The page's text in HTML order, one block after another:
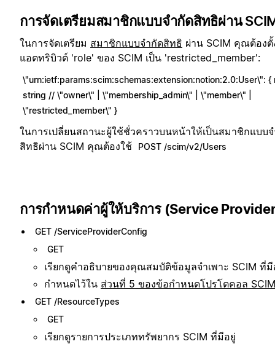
การจัดเตรียมสมาชิกแบบจำกัดสิทธิผ่าน
ในการจัดเตรียม สมาชิกแบบจำกัดสิทธิ ผ่าน SCIM คุณต้องตั้
แอตทริบิวต์ 'role' ของ SCIM เป็น 'restricted_member':
\"urn:ietf:params:scim:schemas:extension:notion:2.0:User\": {
string // \"owner\" | \"membership_admin\" | \"member\" |
\"restricted_member\" }
ในการเปลี่ยนสถานะผู้ใช้ชั่วคราวบนหน้าให้เป็นสมาชิกแบบ
สิทธิผ่าน SCIM คุณต้องใช้
POST /scim/v2/Users
การกำหนดค่าผู้ให้บริการ (Service
GET /ServiceProviderConfig
GET
เรียกดูคำอธิบายของคุณสมบัติข้อมูลจำเพาะ SCIM ที่
กำหนดไว้ใน ส่วนที่ 5 ของข้อกำหนดโปรโตคอล SCIM
GET /ResourceTypes
GET
เรียกดูรายการประเภททรัพยากร SCIM ที่มีอยู่